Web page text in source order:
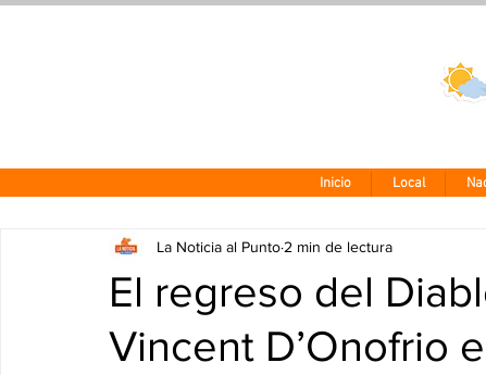
Inicio Local
El regreso del
Vincent D’Onofrio
La Noticia al Punto 2 min de lectura